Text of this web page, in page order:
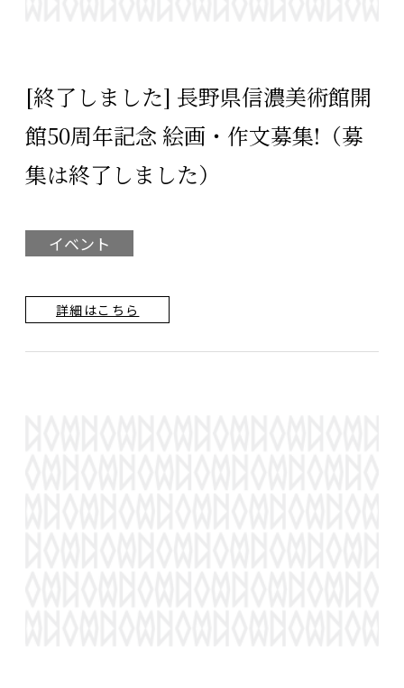
[終了しました] 長野県信濃美術館開
館50周年記念 絵画・作文募集!（募
集は終了しました）
イベント
詳細はこちら